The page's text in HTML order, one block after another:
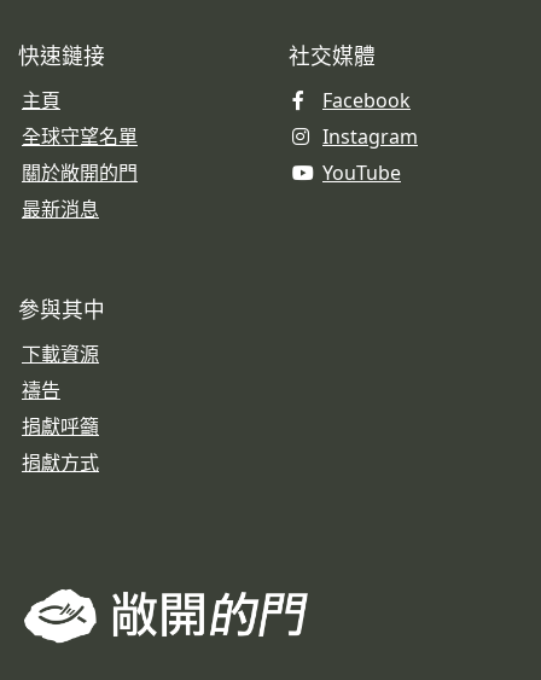
快速鏈接
主頁
全球守望名單
關於敞開的門
最新消息
社交媒體
Facebook
Instagram
YouTube
參與其中
下載資源
禱告
捐獻呼籲
捐獻方式